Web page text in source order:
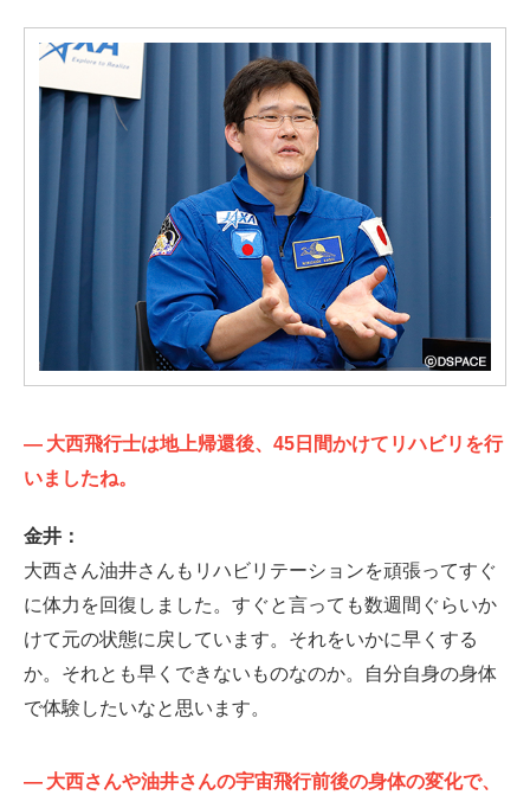
— 大西飛行士は地上帰還後、45日間かけてリハビリを行
いましたね。
金井：
大西さん油井さんもリハビリテーションを頑張ってすぐ
に体力を回復しました。すぐと言っても数週間ぐらいか
けて元の状態に戻しています。それをいかに早くする
か。それとも早くできないものなのか。自分自身の身体
で体験したいなと思います。
— 大西さんや油井さんの宇宙飛行前後の身体の変化で、